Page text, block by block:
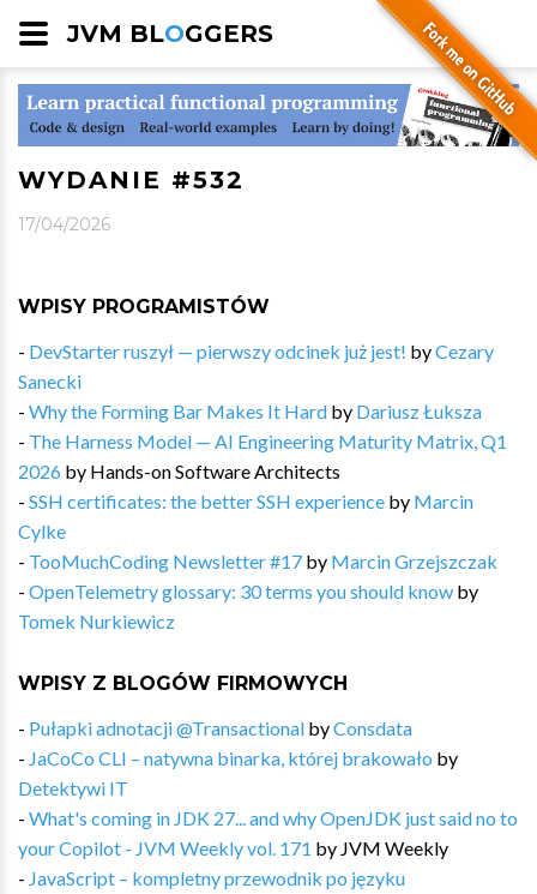
JVM BLOGGERS
WYDANIE #532
17/04/2026
WPISY PROGRAMISTÓW
- DevStarter ruszył — pierwszy odcinek już jest! byCezary
Sanecki
- Why the Forming Bar Makes It Hard by Dariusz Łuksza
- The Harness Model — AI Engineering Maturity Matrix, Q1
2026 by Hands-on Software Architects
- SSH certificates: the better SSH experience by Marcin
Cylke
- TooMuchCoding Newsletter #17 by Marcin Grzejszczak
- OpenTelemetry glossary: 30 terms you should know by
Tomek Nurkiewicz
WPISY Z BLOGÓW FIRMOWYCH
- Pułapki adnotacji @Transactional byConsdata
- JaCoCo CLI – natywna binarka, której brakowało by
Detektywi IT
- What's coming in JDK 27... and why OpenJDK just said no to
your Copilot - JVM Weekly vol. 171 by JVM Weekly
- JavaScript – kompletny przewodnik po języku